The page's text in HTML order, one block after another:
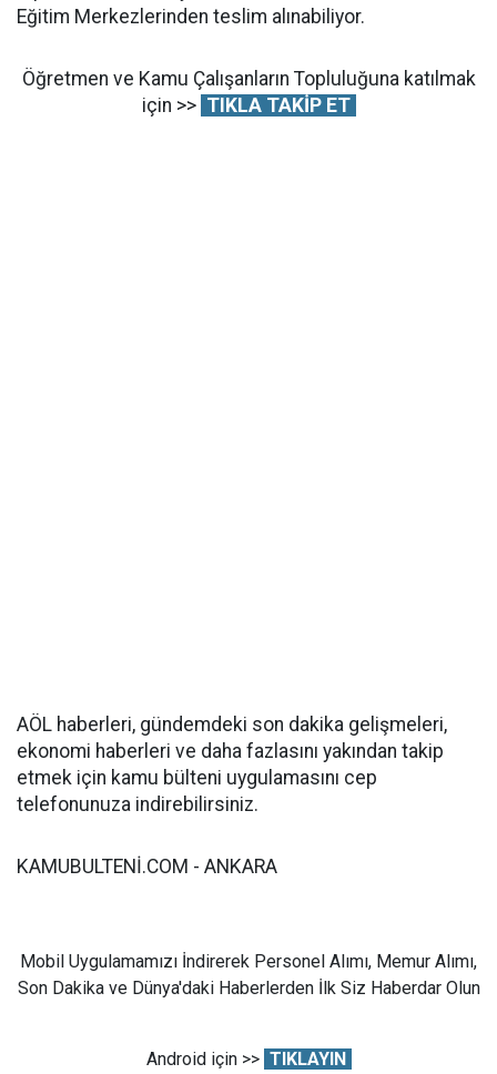
Eğitim Merkezlerinden teslim alınabiliyor.
Öğretmen ve Kamu Çalışanların Topluluğuna katılmak
için >> TIKLA TAKİP ET
AÖL haberleri, gündemdeki son dakika gelişmeleri,
ekonomi haberleri ve daha fazlasını yakından takip
etmek için kamu bülteni uygulamasını cep
telefonunuza indirebilirsiniz.
KAMUBULTENİ.COM - ANKARA
Mobil Uygulamamızı İndirerek Personel Alımı, Memur Alımı,
Son Dakika ve Dünya'daki Haberlerden İlk Siz Haberdar Olun
Android için >> TIKLAYIN